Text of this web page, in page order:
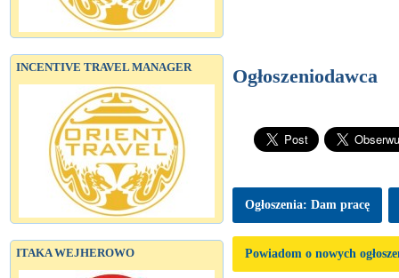
INCENTIVE TRAVEL MANAGER
ITAKA WEJHEROWO
Ogłoszeniodawca
Ogłoszenia: Dam pracę
Powiadom o nowych